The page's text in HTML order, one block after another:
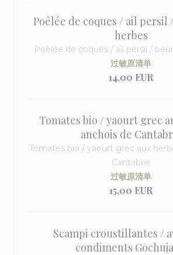
Poêlée de coques / ail persil
herbes
Poêlée de coques / ail persil /
过敏原清单
14,00 EUR
Tomates bio / yaourt grec
anchois de
Tomates bio / yaourt grec aux
Cantabrie
过敏原清单
15,00 EUR
Scampi croustillantes /
condiments